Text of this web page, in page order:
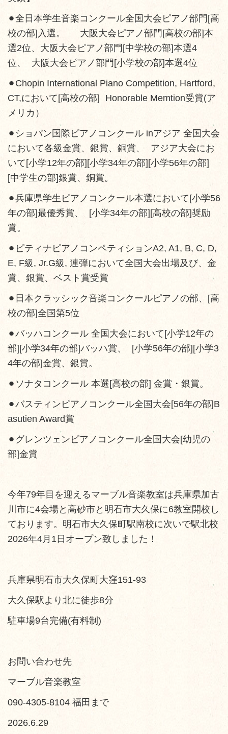
⚫︎全日本学生音楽コンクール全国大会ピアノ部門[高
校の部]入選。 大阪大会ピアノ部門[高校の部]本
選2位、大阪大会ピアノ部門[中学校の部]本選4
位、 大阪大会ピアノ部門[小学校の部]本選4位
⚫︎Chopin International Piano Competition, Hartford,
CT,において[高校の部] Honorable Memtion受賞(ア
メリカ）
⚫︎ショパン国際ピアノコンクール inアジア 全国大会
において各級金賞、銀賞、銅賞、 アジア大会にお
いて[小学12年の部][小学34年の部][小学56年の部]
[中学生の部]銀賞、銅賞。
⚫︎兵庫県学生ピアノコンクール本選において[小学56
年の部]最優秀賞、 [小学34年の部][高校の部]奨励
賞。
⚫︎ピティナピアノコンペティションA2, A1, B, C, D,
E, F級, Jr.G級, 連弾において全国大会出場及び、金
賞、銀賞、ベスト賞受賞
⚫︎日本クラッシック音楽コンクールピアノの部、[高
校の部]全国第5位
⚫︎バッハコンクール 全国大会において[小学12年の
部][小学34年の部]バッハ賞、 [小学56年の部][小学3
4年の部]金賞、銀賞。
⚫︎ソナタコンクール 本選[高校の部] 金賞・銀賞。
⚫︎バスティンピアノコンクール全国大会[56年の部]B
asutien Award賞
⚫︎グレンツェンピアノコンクール全国大会[幼児の
部]金賞
今年79年目を迎えるマーブル音楽教室は兵庫県加古
川市に4会場と高砂市と明石市大久保に6教室開校し
ております。明石市大久保町駅南校に次いで駅北校
2026年4月1日オープン致しました！
兵庫県明石市大久保町大窪151-93
大久保駅より北に徒歩8分
駐車場9台完備(有料制)
お問い合わせ先
マーブル音楽教室
090-4305-8104 福田まで
2026.6.29